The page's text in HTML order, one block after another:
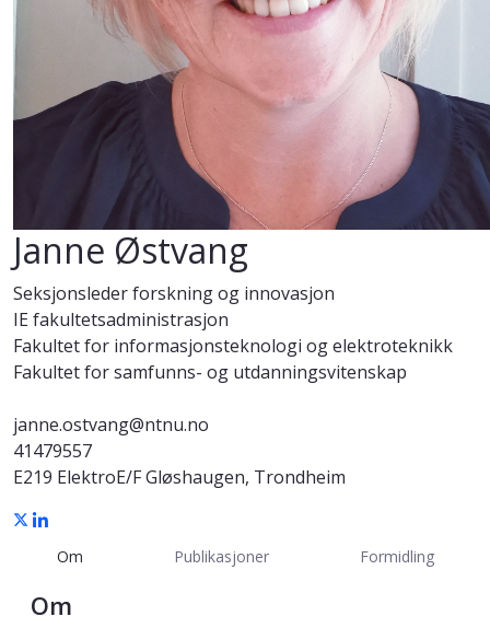
Janne Østvang
Seksjonsleder forskning og innovasjon
IE fakultetsadministrasjon
Fakultet for informasjonsteknologi og elektroteknikk
Fakultet for samfunns- og utdanningsvitenskap
janne.ostvang@ntnu.no
41479557
E219 ElektroE/F Gløshaugen, Trondheim
Om Publikasjoner Formidling
Om